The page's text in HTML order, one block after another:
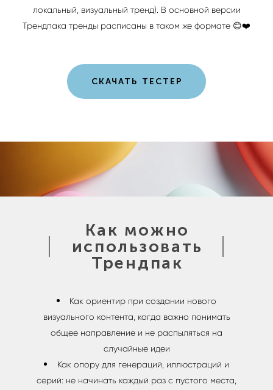
локальный, визуальный тренд). В основной версии
Трендпака тренды расписаны в таком же формате 😊❤️
СКАЧАТЬ ТЕСТЕР
Как можно
использовать
Трендпак
Как ориентир при создании нового
визуального контента, когда важно понимать
общее направление и не распыляться на
случайные идеи
Как опору для генераций, иллюстраций и
серий: не начинать каждый раз с пустого места,